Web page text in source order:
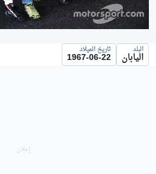
البلد
اليابان
تاريخ الميلاد
1967-06-22